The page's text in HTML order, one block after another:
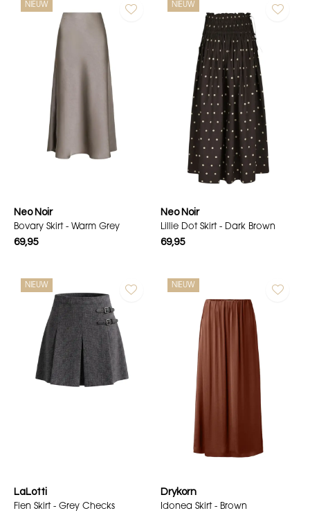
NIEUW
Neo Noir
Bovary Skirt - Warm Grey
69,95
NIEUW
Neo Noir
Lillie Dot Skirt - Dark Brown
69,95
NIEUW
LaLotti
Fien Skirt - Grey Checks
NIEUW
Drykorn
Idonea Skirt - Brown